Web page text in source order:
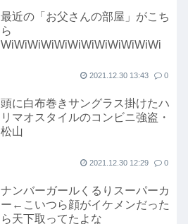
最近の「お父さんの部屋」がこち
ら
WiWiWiWiWiWiWiWiWiWiWiWi
2021.12.30 13:43 0
頭に白布巻きサングラス掛けたハ
リマオスタイルのコンビニ強盗・
松山
2021.12.30 12:29 0
ナンバーガールくるりスーパーカ
ー←こいつら顔がイケメンだった
ら天下取ってたよな